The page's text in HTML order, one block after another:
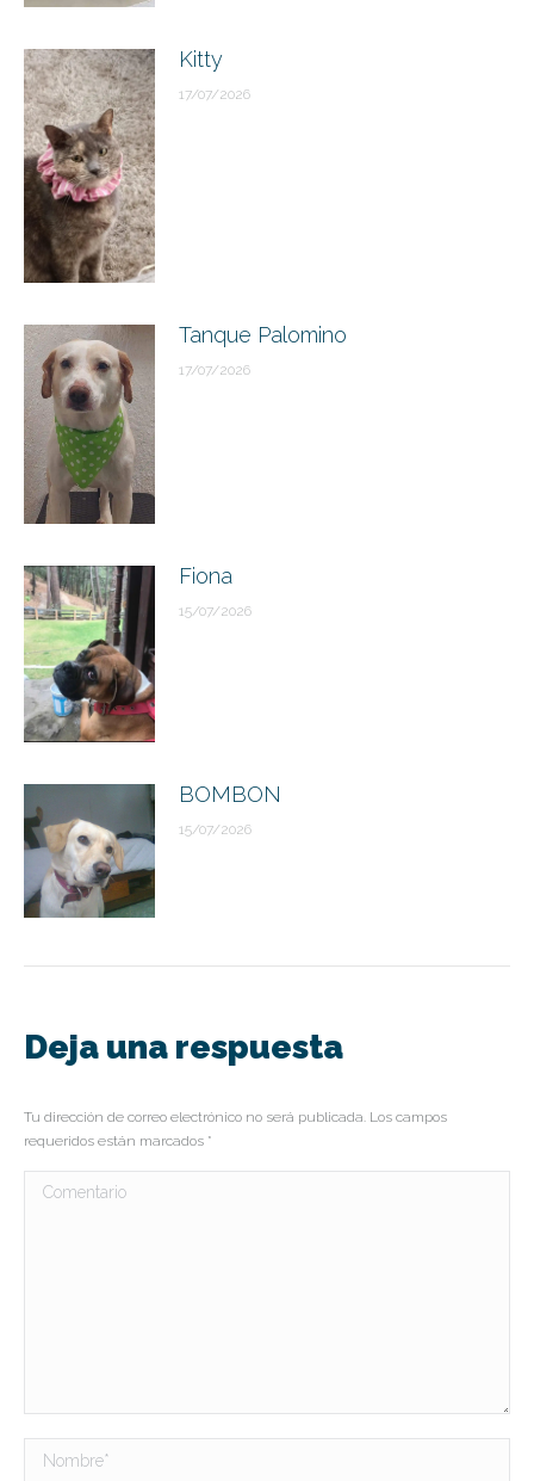
Kitty
17/07/2026
Tanque Palomino
17/07/2026
Fiona
15/07/2026
BOMBON
15/07/2026
Deja una respuesta
Tu dirección de correo electrónico no será publicada. Los campos
requeridos están marcados *
Comentario
Nombre *